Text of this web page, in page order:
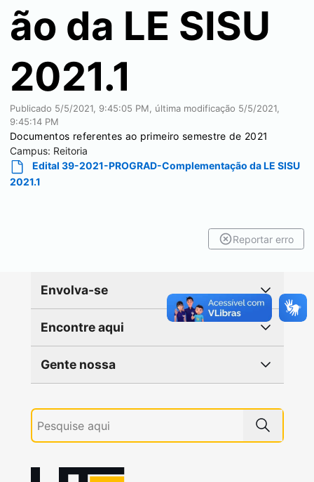
ão da LE SISU
2021.1
Publicado 5/5/2021, 9:45:05 PM , última modificação 5/5/2021,
9:45:14 PM
Documentos referentes ao primeiro semestre de 2021
Campus: Reitoria
Edital 39-2021-PROGRAD-Complementação da LE SISU
2021.1
Reportar erro
Envolva-se
Encontre aqui
Gente nossa